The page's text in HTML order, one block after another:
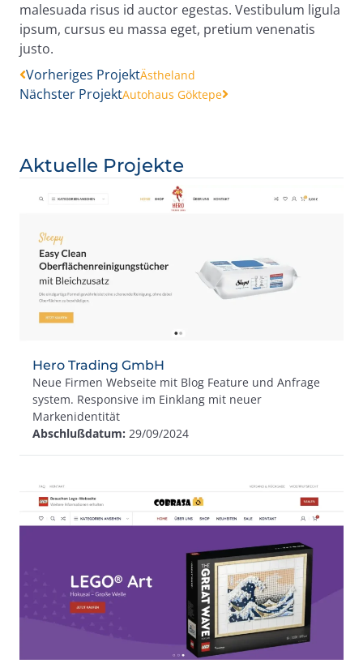
malesuada risus id auctor egestas. Vestibulum ligula
ipsum, cursus eu massa eget, pretium venenatis
justo.
Vorheriges ProjektÄstheland
Nächster ProjektAutohaus Göktepe
Aktuelle Projekte
Hero Trading GmbH
Neue Firmen Webseite mit Blog Feature und Anfrage
system. Responsive im Einklang mit neuer
Markenidentität
Abschlußdatum: 29/09/2024